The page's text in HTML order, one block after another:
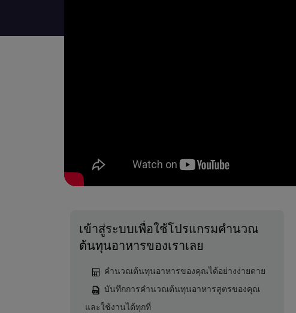
เข้าสู่ระบบเพื่อใช้โปรแกรมคำนวณ
ต้นทุนอาหารของเราเลย
คำนวณต้นทุนอาหารของคุณได้อย่างง่ายดาย
บันทึกการคำนวณต้นทุนอาหารสูตรของคุณ
และใช้งานได้ทุกที่